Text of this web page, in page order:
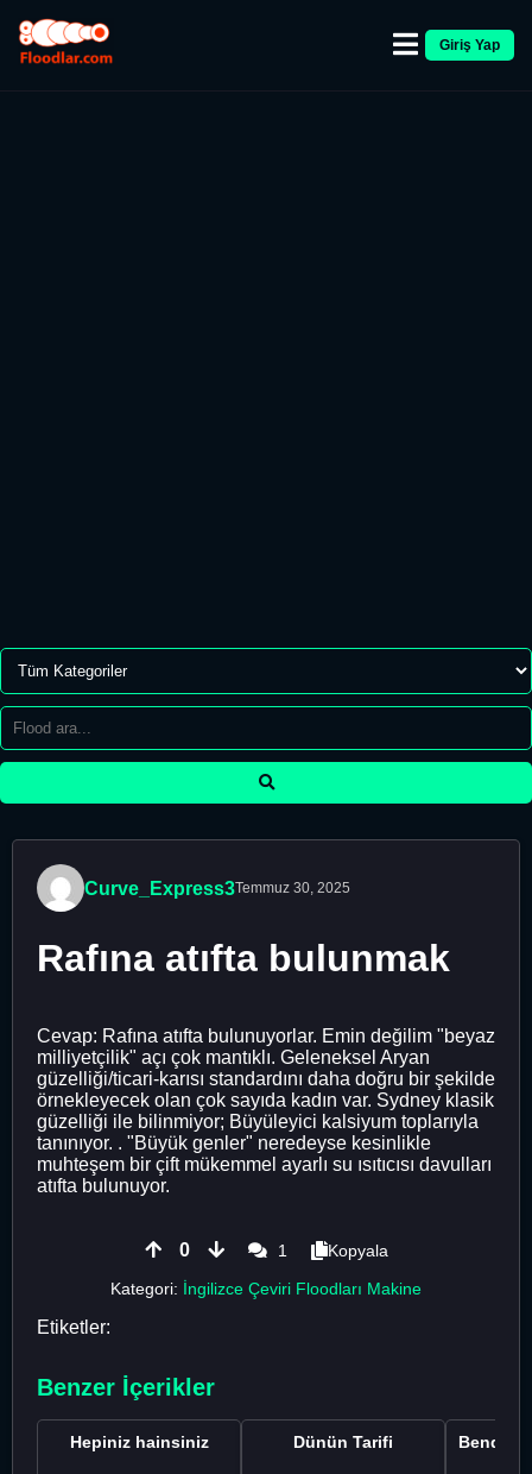
Giriş Yap
Curve_Express3Temmuz 30, 2025
Rafına atıfta bulunmak
Cevap: Rafına atıfta bulunuyorlar. Emin değilim "beyaz
milliyetçilik" açı çok mantıklı. Geleneksel Aryan
güzelliği/ticari-karısı standardını daha doğru bir şekilde
örnekleyecek olan çok sayıda kadın var. Sydney klasik
güzelliği ile bilinmiyor; Büyüleyici kalsiyum toplarıyla
tanınıyor. . "Büyük genler" neredeyse kesinlikle
muhteşem bir çift mükemmel ayarlı su ısıtıcısı davulları
atıfta bulunuyor.
0 1
Kopyala
Kategori: İngilizce Çeviri Floodları Makine
Etiketler:
Benzer İçerikler
Hepiniz hainsiniz Dünün Tarifi